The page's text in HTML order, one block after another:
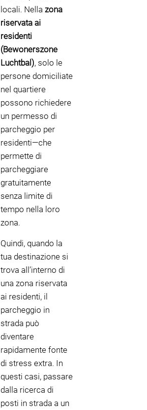
locali. Nella zona
riservata ai
residenti
(Bewonerszone
Luchtbal), solo le
persone domiciliate
nel quartiere
possono richiedere
un permesso di
parcheggio per
residenti—che
permette di
parcheggiare
gratuitamente
senza limite di
tempo nella loro
zona.
Quindi, quando la
tua destinazione si
trova all’interno di
una zona riservata
ai residenti, il
parcheggio in
strada può
diventare
rapidamente fonte
di stress extra. In
questi casi, passare
dalla ricerca di
posti in strada a un